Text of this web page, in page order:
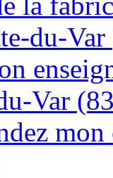
du-
Var